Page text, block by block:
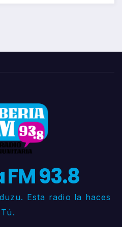
93.8
Esta radio la haces
Tú.